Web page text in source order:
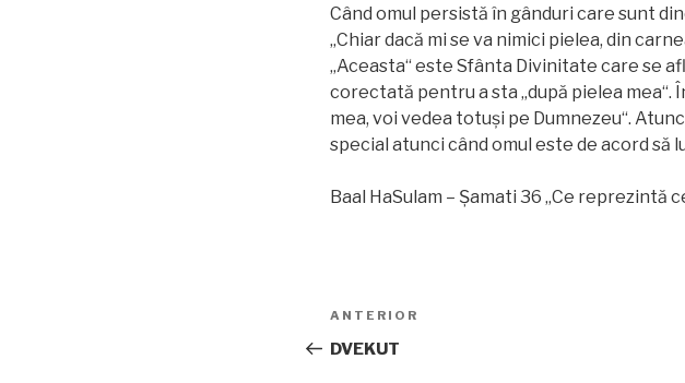
Când omul persistă în gânduri care sunt
„Chiar dacă mi se va nimici pielea, din
„Aceasta“ este Sfânta Divinitate care se
corectată pentru a sta „după pielea mea“.
mea, voi vedea totuşi pe Dumnezeu“.
special atunci când omul este de acord să
Baal HaSulam – Șamati 36 „Ce reprezintă
Navigare
în
Articolul
anterior
ANTERIOR
DVEKUT